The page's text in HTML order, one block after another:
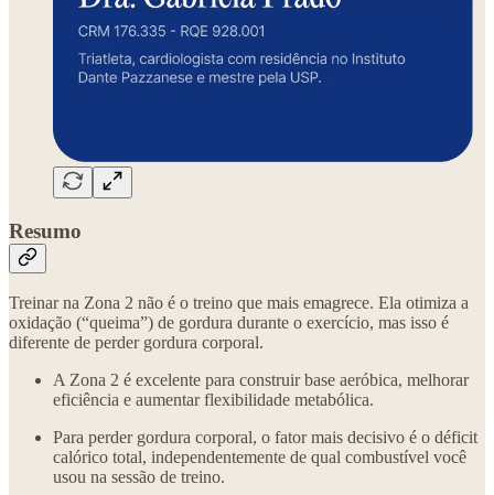
Resumo
⁠Treinar na Zona 2 não é o treino que mais emagrece. Ela otimiza a
oxidação (“queima”) de gordura durante o exercício, mas isso é
diferente de perder gordura corporal.
A Zona 2 é excelente para construir base aeróbica, melhorar
eficiência e aumentar flexibilidade metabólica.
Para perder gordura corporal, o fator mais decisivo é o déficit
calórico total, independentemente de qual combustível você
usou na sessão de treino.